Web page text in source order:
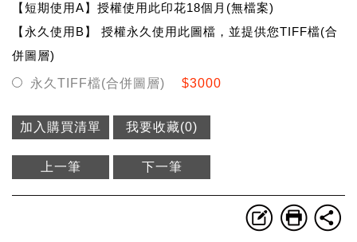
【短期使用A】授權使用此印花18個月(無檔案)
【永久使用B】 授權永久使用此圖檔，並提供您TIFF檔(合
併圖層)
永久TIFF檔(合併圖層) $3000
加入購買清單 我要收藏(0)
上一筆 下一筆